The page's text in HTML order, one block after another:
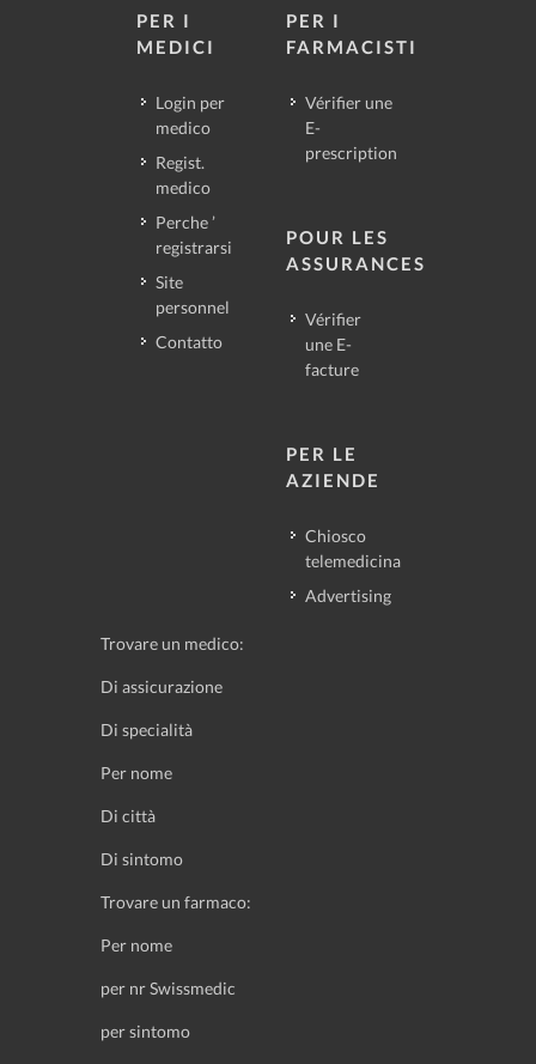
PER I
MEDICI
Login per
medico
Regist.
medico
Perche ’
registrarsi
Site
personnel
Contatto
PER I
FARMACISTI
Vérifier une
E-
prescription
POUR LES
ASSURANCES
Vérifier
une E-
facture
PER LE
AZIENDE
Chiosco
telemedicina
Advertising
Trovare un medico:
Di assicurazione
Di specialità
Per nome
Di città
Di sintomo
Trovare un farmaco:
Per nome
per nr Swissmedic
per sintomo